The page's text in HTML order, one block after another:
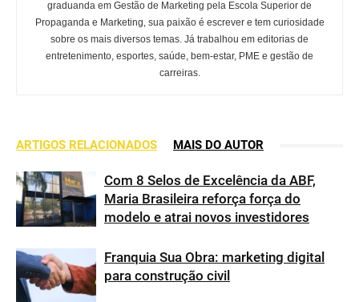
graduanda em Gestão de Marketing pela Escola Superior de
Propaganda e Marketing, sua paixão é escrever e tem curiosidade
sobre os mais diversos temas. Já trabalhou em editorias de
entretenimento, esportes, saúde, bem-estar, PME e gestão de
carreiras.
ARTIGOS RELACIONADOS MAIS DO AUTOR
Com 8 Selos de Excelência da ABF,
Maria Brasileira reforça força do
modelo e atrai novos investidores
Franquia Sua Obra: marketing digital
para construção civil